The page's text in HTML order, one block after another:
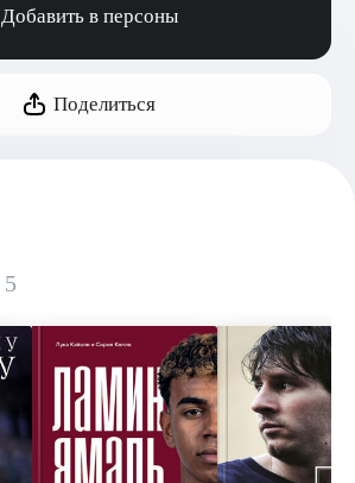
Добавить в персоны
Поделиться
5